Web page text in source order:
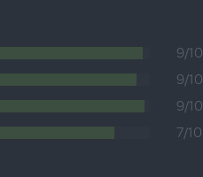
9/10
9/10
9/10
7/10